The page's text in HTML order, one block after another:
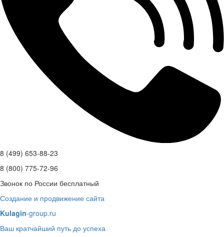
8 (499) 653-88-23
8 (800) 775-72-96
Звонок по России бесплатный
Создание и продвижение сайта
Kulagin-group.ru
Ваш кратчайший путь до успеха